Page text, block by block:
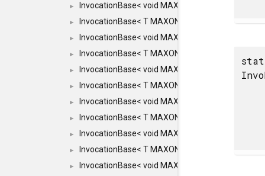
► InvocationBase< void
► InvocationBase< T
► InvocationBase< void
► InvocationBase< T
► InvocationBase< void
► InvocationBase< T
► InvocationBase< void
► InvocationBase< T
► InvocationBase< void
► InvocationBase< T
► InvocationBase< void